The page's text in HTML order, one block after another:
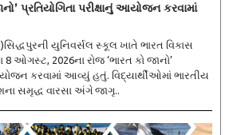
પ્રતિયોગિતા પરીક્ષાનું આયોજન કરવામાં
યુનિવર્સલ સ્કૂલ ખાતે ભારત વિકાસ
8 ઓગસ્ટ, 2026ના રોજ ‘ભારત કો જાનો’
કરવામાં આવ્યું હતું. વિદ્યાર્થીઓમાં ભારતીય
સમૃદ્ધ વારસા અંગે જાગૃ..